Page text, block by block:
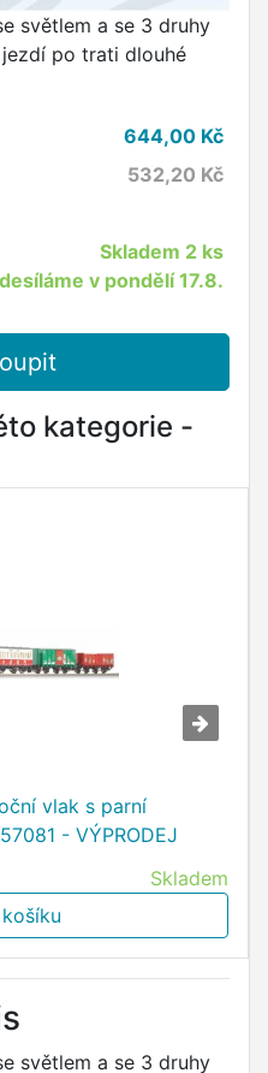
světlem a se 3 druhy
po trati dlouhé
644,00 Kč
532,20 Kč
Skladem 2 ks
v pondělí 17.8.
kategorie -
vlak s parní
- VÝPRODEJ
Skladem
světlem a se 3 druhy